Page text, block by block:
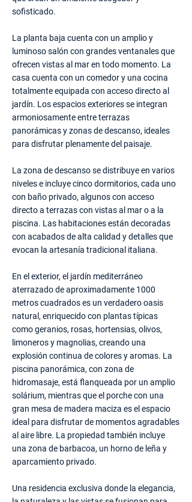
sofisticado.
La planta baja cuenta con un amplio y
luminoso salón con grandes ventanales que
ofrecen vistas al mar en todo momento. La
casa cuenta con un comedor y una cocina
totalmente equipada con acceso directo al
jardín. Los espacios exteriores se integran
armoniosamente entre terrazas
panorámicas y zonas de descanso, ideales
para disfrutar plenamente del paisaje.
La zona de descanso se distribuye en varios
niveles e incluye cinco dormitorios, cada uno
con baño privado, algunos con acceso
directo a terrazas con vistas al mar o a la
piscina. Las habitaciones están decoradas
con acabados de alta calidad y detalles que
evocan la artesanía tradicional italiana.
En el exterior, el jardín mediterráneo
aterrazado de aproximadamente 1000
metros cuadrados es un verdadero oasis
natural, enriquecido con plantas típicas
como geranios, rosas, hortensias, olivos,
limoneros y magnolias, creando una
explosión continua de colores y aromas. La
piscina panorámica, con zona de
hidromasaje, está flanqueada por un amplio
solárium, mientras que el porche con una
gran mesa de madera maciza es el espacio
ideal para disfrutar de momentos agradables
al aire libre. La propiedad también incluye
una zona de barbacoa, un horno de leña y
aparcamiento privado.
Una residencia exclusiva donde la elegancia,